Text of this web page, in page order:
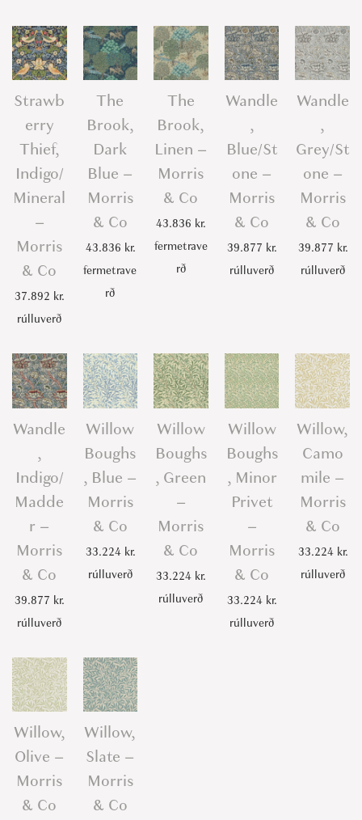
Strawb
erry
Thief,
Indigo/
Mineral
–
Morris
& Co
37.892 kr.
rúlluverð
The
Brook,
Dark
Blue –
Morris
& Co
43.836 kr.
fermetrave
rð
The
Brook,
Linen –
Morris
& Co
43.836 kr.
fermetrave
rð
Wandle
,
Blue/St
one –
Morris
& Co
39.877 kr.
rúlluverð
Wandle
,
Grey/St
one –
Morris
& Co
39.877 kr.
rúlluverð
Wandle
,
Indigo/
Madde
r –
Morris
& Co
39.877 kr.
rúlluverð
Willow
Boughs
, Blue –
Morris
& Co
33.224 kr.
rúlluverð
Willow
Boughs
, Green
–
Morris
& Co
33.224 kr.
rúlluverð
Willow
Boughs
, Minor
Privet
–
Morris
& Co
33.224 kr.
rúlluverð
Willow,
Camo
mile –
Morris
& Co
33.224 kr.
rúlluverð
Willow,
Olive –
Morris
& Co
Willow,
Slate –
Morris
& Co